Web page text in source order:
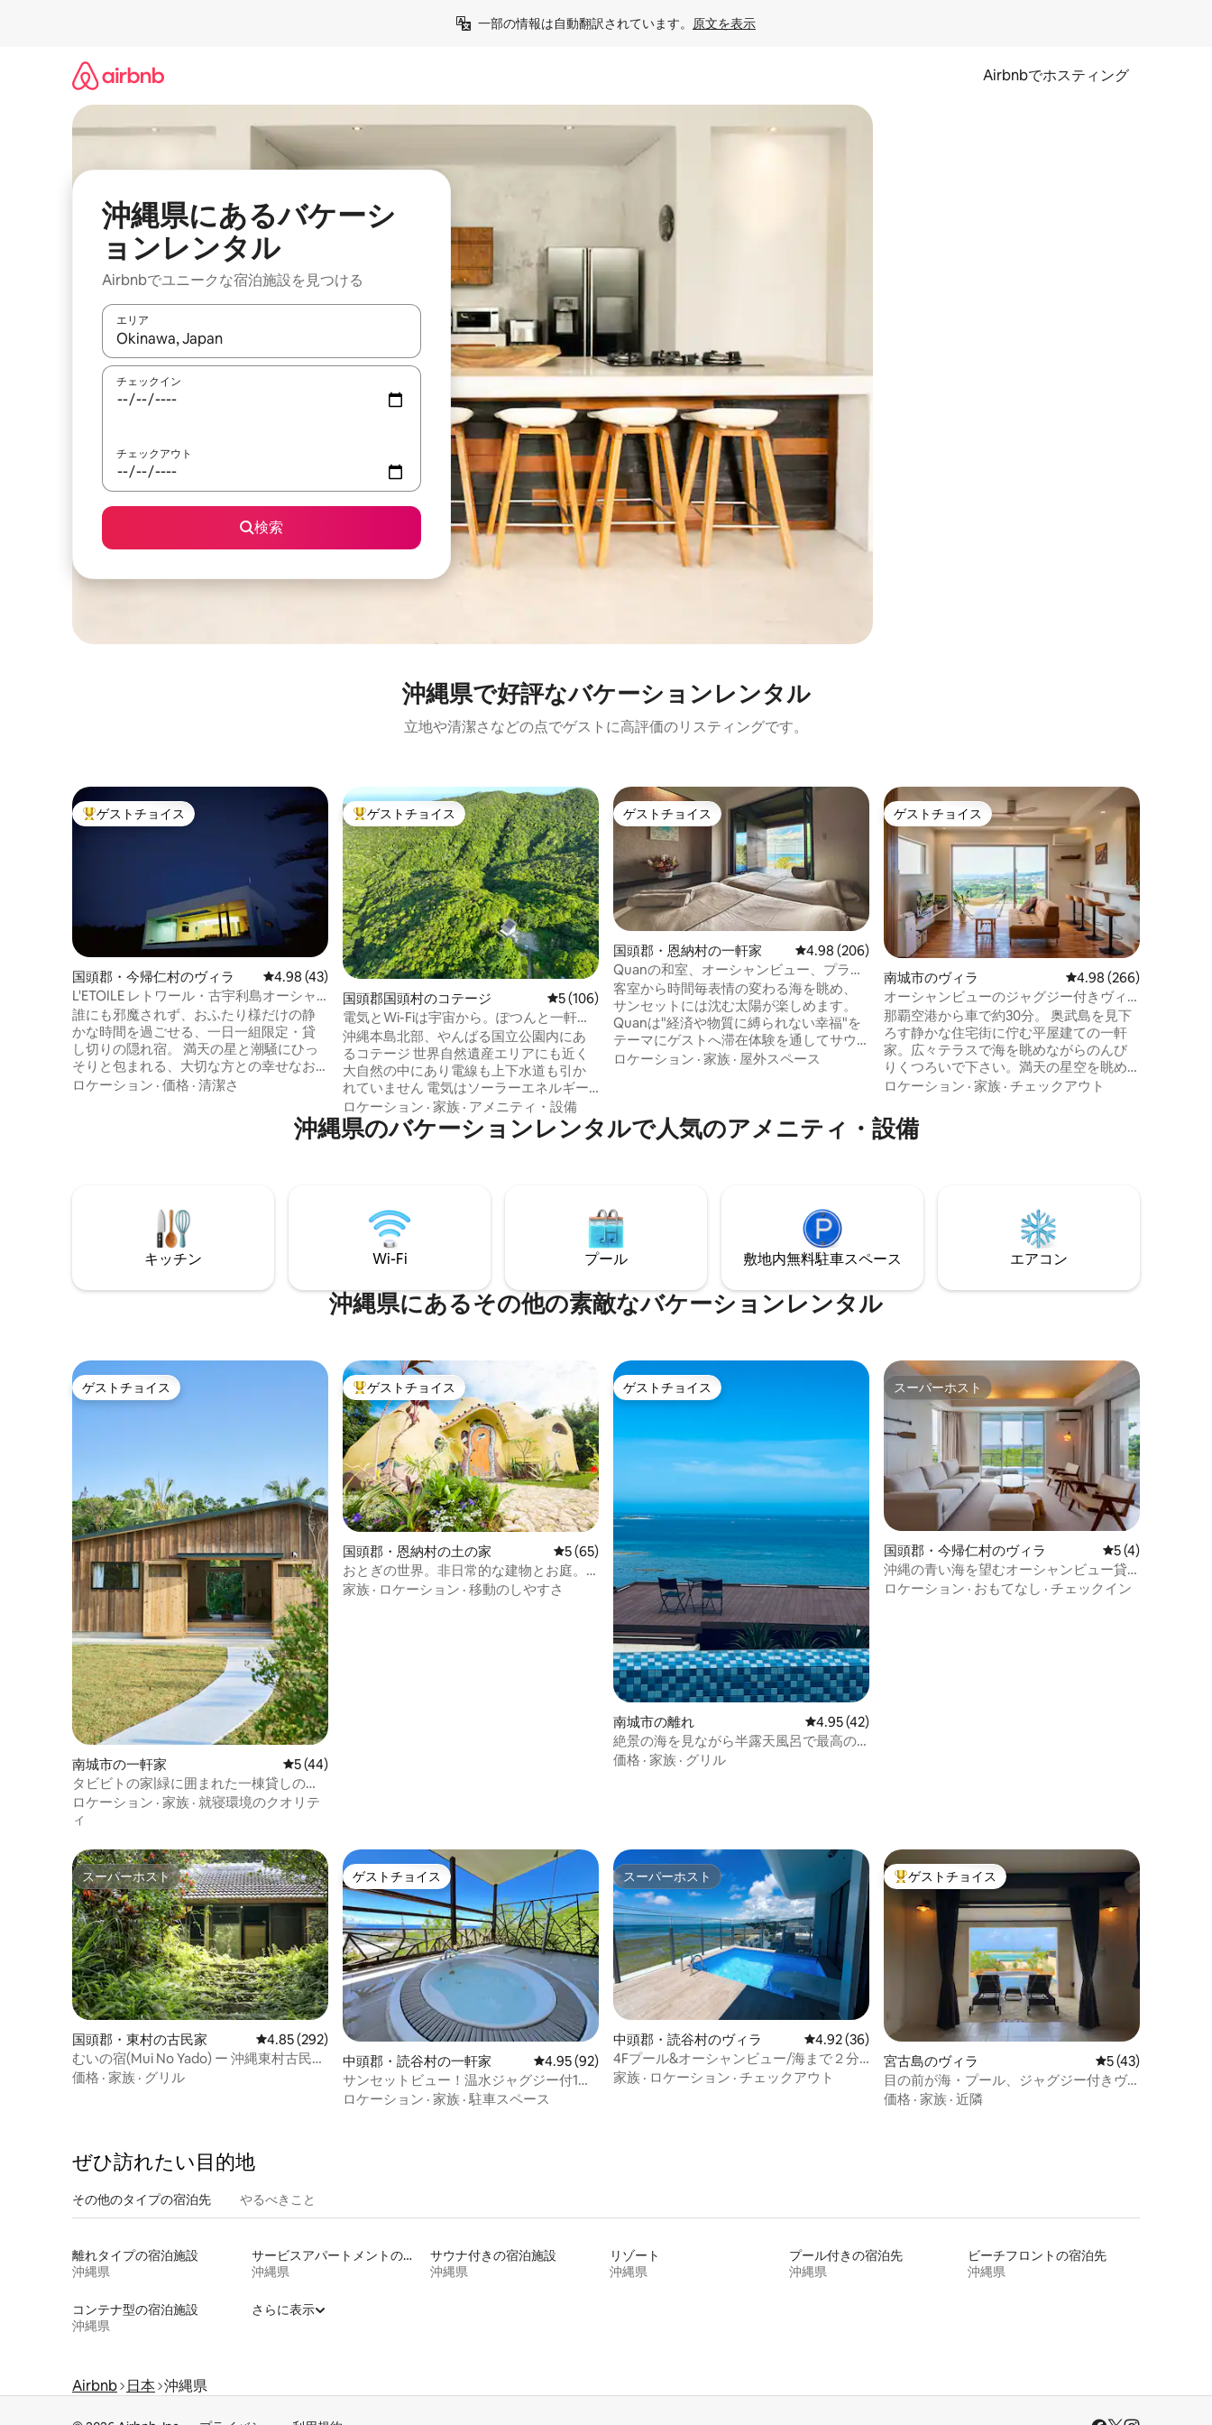
一部の情報は自動翻訳されています。 原文を表示
Airbnbでホスティング
沖縄県にあるバケーシ
ョンレンタル
Airbnbでユニークな宿泊施設を見つける
エリア
検索結果が表示されたら、上下の矢印キーを使って移動するか、画面をタッチまたはスワイプして検索結果を確認することができます。
チェックイン
チェックアウト
検索
沖縄県で好評なバケーションレンタル
立地や清潔さなどの点でゲストに高評価のリスティングです。
大好評のゲストチョイスです。
ゲストチョイス
国頭郡・今帰仁村のヴィラ レビュー43件、5つ星中4.98つ星の平均評価
4.98 (43)
L'ETOILE レトワール・古宇利島オーシャ
ンフロントプールヴィラ・ 一組限定貸し
切りの隠れ宿
誰にも邪魔されず、おふたり様だけの静
かな時間を過ごせる、一日一組限定・貸
し切りの隠れ宿。 満天の星と潮騒にひっ
そりと包まれる、大切な方との幸せなお
時間をどうぞごゆっくりとお過ごしくだ
島北部・古宇利島の観光客で賑わうビー
チの喧騒から遠く離れた島の最果て、人
夕陽が伊江島に落ちると、満天の星空と
潮騒にひっそりと包まれる…いまだ手付か
ずの自然に恵まれた古宇利島の中でも、
他にはない唯一無二の景色が望める絶好
のロケーション。 この時、この場所を訪
い宿でありたいと願っています。真っ白
なリビングから大開口ガラス窓に映える
雄大な沖縄の海の眺望を独り占め出来る
贅沢な造り。紺碧の海と一体化するイン
ロケーション · 価格 · 清潔さ
大好評のゲストチョイスです。
ゲストチョイス
国頭郡国頭村のコテージ レビュー106件、5つ星中5つ星の平均評価
5 (106)
電気とWi-Fiは宇宙から。ぽつんと一軒
家。やんばる国立公園の中にあるオフグ
リッドコテージ
沖縄本島北部、やんばる国立公園内にあ
るコテージ 世界自然遺産エリアにも近く
大自然の中にあり電線も上下水道も引か
れていません 電気はソーラーエネルギー
を利用し Wi-Fiはスターリンクを使用して
宇宙からWi-Fiが届きます 夜は近くに街灯
も無いため満点の星空 満月の月明かりは
イナやノグチゲラなどの貴重な生き物が
生息しており、動物観察に最適です。運
が良ければベランダからノグチゲラを見
ることができます 余った電気は蓄電池に
エアコンは使用できない可能性がありま
す オフグリッドハウスを建てたい方にも
能です 水道は近くの清流から高性能なフ
ィルターを通して 利用します。 排水は清
流に流したくないので、排水をトイレに
再利用し、余った排水は敷地内にて蒸発
させています 台風が来ると道が倒木で通
行止めになりますので直前でキャンセル
になります。台風時の宿泊はできません
ロケーション · 家族 · アメニティ・設備
ゲストチョイス
ゲストチョイス
国頭郡・恩納村の一軒家 レビュー206件、5つ星中4.98つ星の平均評価
4.98 (206)
Quanの和室、オーシャンビュー、プライ
ベートサウナ付きの隠れ家
客室から時間毎表情の変わる海を眺め、
サンセットには沈む太陽が楽しめます。
Quanは"経済や物質に縛られない幸福"を
テーマにゲストへ滞在体験を通してサウ
ナやベッドスパを含め様々な癒しと心の
とともにご希望される内容をお知らせく
ださいませ。 また、施設利用にあたり別
面的には繋がっていますが、各客室玄関
から独立した構造により［1棟貸し］でご
滞在をお楽しみいただけます。 ★お子様
の宿泊に関する注意事項(12歳以下) 等施設
は木造建築の為、隣の客室に音が響きや
すい構造となっております。 客室内の階
段には、手すりがございません。 2階のバ
のテラスの前は、崖になっております。
12歳以下のお子様の宿泊の際にはこの点を
ご理解の上ご予約をお願いいたします。
ロケーション · 家族 · 屋外スペース
ゲストチョイス
ゲストチョイス
南城市のヴィラ レビュー266件、5つ星
4.98 (266)
オーシャンビューのジャグジー付きヴィ
ラ【villa modama】
那覇空港から車で約30分。 奥武島を見下
ろす静かな住宅街に佇む平屋建ての一軒
家。広々テラスで海を眺めながらのんび
りくつろいで下さい。満天の星空を眺め
ながら入るジャグジーも最高ですよ。 出
ますので日々の疲れを癒やしてくださ
い。 お庭でBBQも出来ます。［夜9時ま
隣接しているのできめ細かいサービスを
玄関まで階段が30段ありますのでご了承
は定員４名様まででお願い致します。 ☆
れないでご予約頂き、メッセージでその
旨お知らせくださいませ。
ロケーション · 家族 · チェックアウト
沖縄県のバケーションレンタルで人気のアメニティ・設備
キッチン Wi-Fi プール 敷地内無料駐⁠車ス⁠ペ⁠ー⁠ス エアコン
沖縄県にあるその他の素敵なバケーションレンタル
ゲストチョイス
ゲストチョイス
南城市の一軒家 レビュー44件、5つ星中5つ星の平均評価
5 (44)
タビビトの家|緑に囲まれた一棟貸しの家|
海まで車で15分
ロケーション · 家族 · 就寝環境のクオリテ
ィ
大好評のゲストチョイスです。
ゲストチョイス
国頭郡・恩納村の土の家 レビュー65件、5つ星中5つ星の平均評価
5 (65)
おとぎの世界。非日常的な建物とお庭。
希少で特別な宿泊体験。チオンの家。
家族 · ロケーション · 移動のしやすさ
ゲストチョイス
ゲストチョイス
南城市の離れ レビュー42件、5つ星中4.95つ星の平均評価
4.95 (42)
絶景の海を見ながら半露天風呂で最高の
癒しを。
価格 · 家族 · グリル
スーパーホスト
スーパーホスト
国頭郡・今帰仁村のヴィラ レビュー4件、5
5 (4)
沖縄の青い海を望むオーシャンビュー貸
切ヴィラ｜プール・サウナ・焚き火・
ロケーション · おもてなし · チェックイン
スーパーホスト
スーパーホスト
国頭郡・東村の古民家 レビュー292件、5つ星中4.85つ星の平均評価
4.85 (292)
むいの宿(Mui No Yado) ー 沖縄東村古民家
グランピング
価格 · 家族 · グリル
ゲストチョイス
ゲストチョイス
中頭郡・読谷村の一軒家 レビュー92件、5つ星中4.95つ星の平均評価
4.95 (92)
サンセットビュー！温水ジャグジー付1棟
貸切｜アウトドアリビング・BBQ・青の
ロケーション · 家族 ·駐車スペース
スーパーホスト
スーパーホスト
中頭郡・読谷村のヴィラ レビュー36件、5つ星中4.92つ星の平均評価
4.92 (36)
4Fプール&オーシャンビュー/海まで２分/
最大8名【cerisier villa Yomitan】
家族 · ロケーション · チェックアウト
大好評のゲストチョイスです。
ゲストチョイス
宮古島のヴィラ レビュー43件、5
5 (43)
目の前が海・プール、ジャグジー付きヴ
ィラ・リニューアルオープン・一棟まる
価格 · 家族 · 近隣
ぜひ訪⁠れ⁠た⁠い目⁠的⁠地
その他のタ⁠イ⁠プ⁠の宿⁠泊⁠先 やるべきこと
離れタイプの宿泊施設
沖縄県
サービスアパートメントの宿泊施設
沖縄県
サウナ付きの宿泊施設
沖縄県
リゾート
沖縄県
プール付きの宿泊先
沖縄県
ビーチフロントの宿泊先
沖縄県
コンテナ型の宿泊施設
沖縄県
さらに表示
Airbnb 日本 沖縄県